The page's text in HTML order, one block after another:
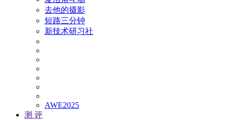
去他的摄影
短路三分钟
新技术研习社
AWE2025
测 评